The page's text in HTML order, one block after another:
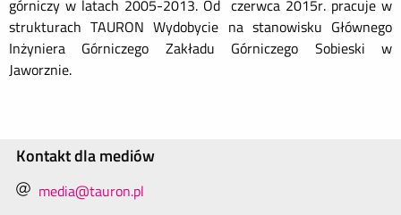
górniczy w latach 2005-2013. Od czerwca 2015r. pracuje w
strukturach TAURON Wydobycie na stanowisku Głównego
Inżyniera Górniczego Zakładu Górniczego Sobieski w
Jaworznie.
Kontakt dla mediów
media@tauron.pl